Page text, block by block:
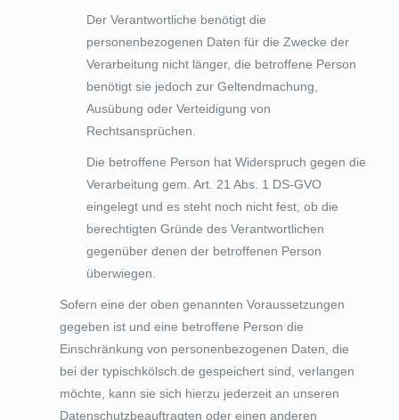
Der Verantwortliche benötigt die
personenbezogenen Daten für die Zwecke der
Verarbeitung nicht länger, die betroffene Person
benötigt sie jedoch zur Geltendmachung,
Ausübung oder Verteidigung von
Rechtsansprüchen.
Die betroffene Person hat Widerspruch gegen die
Verarbeitung gem. Art. 21 Abs. 1 DS-GVO
eingelegt und es steht noch nicht fest, ob die
berechtigten Gründe des Verantwortlichen
gegenüber denen der betroffenen Person
überwiegen.
Sofern eine der oben genannten Voraussetzungen
gegeben ist und eine betroffene Person die
Einschränkung von personenbezogenen Daten, die
bei der typischkölsch.de gespeichert sind, verlangen
möchte, kann sie sich hierzu jederzeit an unseren
Datenschutzbeauftragten oder einen anderen